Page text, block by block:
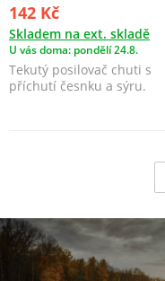
142 Kč
Skladem na ext. skladě
U vás doma: pondělí 24.8.
Tekutý posilovač chuti s
příchutí česnku a sýru.